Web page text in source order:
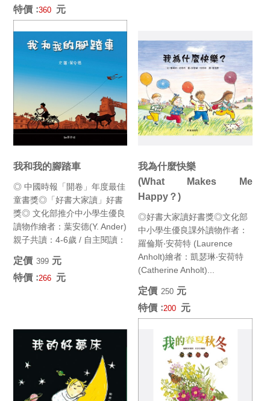
特價﹕360 元
我和我的腳踏車
◎ 中國時報「開卷」年度最佳
童書獎◎「好書大家讀」好書
獎◎ 文化部推介中小學生優良
讀物作繪者：葉安德(Y. Ander)
親子共讀：4-6歲 / 自主閱讀：
定價﹕399 元
特價﹕266 元
我為什麼快樂
(What Makes Me
Happy？)
◎好書大家讀好書獎◎文化部
中小學生優良課外讀物作者：
羅倫斯‧安荷特 (Laurence
Anholt)繪者：凱瑟琳‧安荷特
(Catherine Anholt)...
定價﹕250 元
特價﹕200 元